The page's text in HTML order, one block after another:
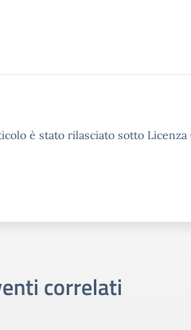
è stato rilasciato sotto
correlati